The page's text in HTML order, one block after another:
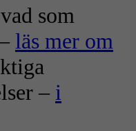
som
läs mer om
– i